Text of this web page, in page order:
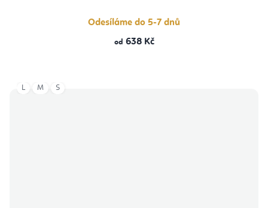
Odesíláme do 5-7 dnů
od 638 Kč
L M S